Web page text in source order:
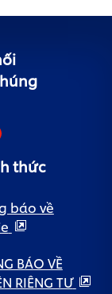
thức
báo về
BÁO VỀ
RIÊNG TƯ